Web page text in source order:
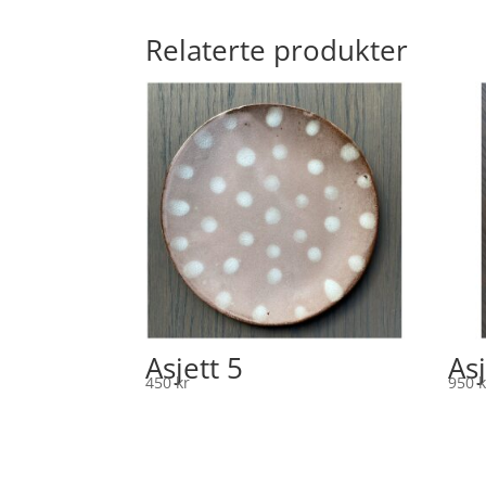
Relaterte produkter
Asjett 5
450kr 950